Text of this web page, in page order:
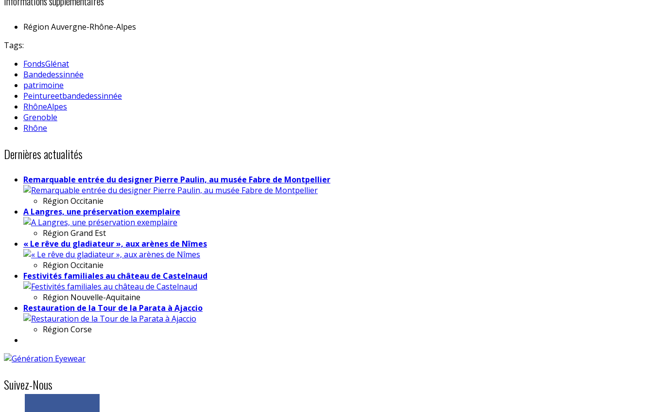
Région Auvergne-Rhône-Alpes
Tags:
FondsGlénat
Bandedessinnée
patrimoine
Peintureetbandedessinnée
RhôneAlpes
Grenoble
Rhône
Dernières actualités
Remarquable entrée du designer Pierre Paulin, au musée Fabre de Montpellier
Région Occitanie
A Langres, une préservation exemplaire
Région Grand Est
« Le rêve du gladiateur », aux arènes de Nîmes
Région Occitanie
Festivités familiales au château de Castelnaud
Région Nouvelle-Aquitaine
Restauration de la Tour de la Parata à Ajaccio
Région Corse
Suivez-Nous